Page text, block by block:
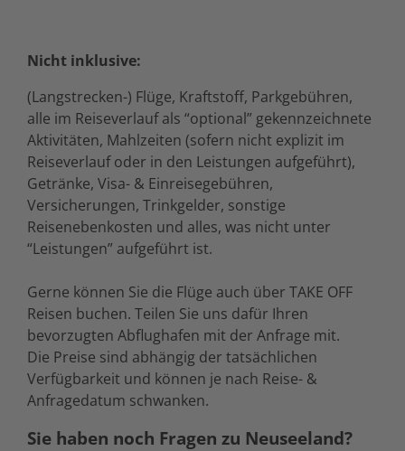
Nicht inklusive:
(Langstrecken-) Flüge, Kraftstoff, Parkgebühren,
alle im Reiseverlauf als “optional” gekennzeichnete
Aktivitäten, Mahlzeiten (sofern nicht explizit im
Reiseverlauf oder in den Leistungen aufgeführt),
Getränke, Visa- & Einreisegebühren,
Versicherungen, Trinkgelder, sonstige
Reisenebenkosten und alles, was nicht unter
“Leistungen” aufgeführt ist.
Gerne können Sie die Flüge auch über TAKE OFF
Reisen buchen. Teilen Sie uns dafür Ihren
bevorzugten Abflughafen mit der Anfrage mit.
Die Preise sind abhängig der tatsächlichen
Verfügbarkeit und können je nach Reise- &
Anfragedatum schwanken.
Sie haben noch Fragen zu Neuseeland?